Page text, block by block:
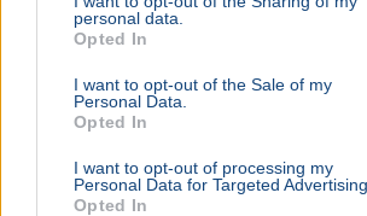
personal data.
Opted In
I want to opt-out of the Sale of my
Personal Data.
Opted In
I want to opt-out of processing my
Personal Data for Targeted Advertising.
Opted In
SZÓRAKOZÁS
Karácsonyi filmmel tér vissza
Gábor - Főszerepben Csányi
Lovas Rozi
Elkészült Herendi Gábor legújabb,